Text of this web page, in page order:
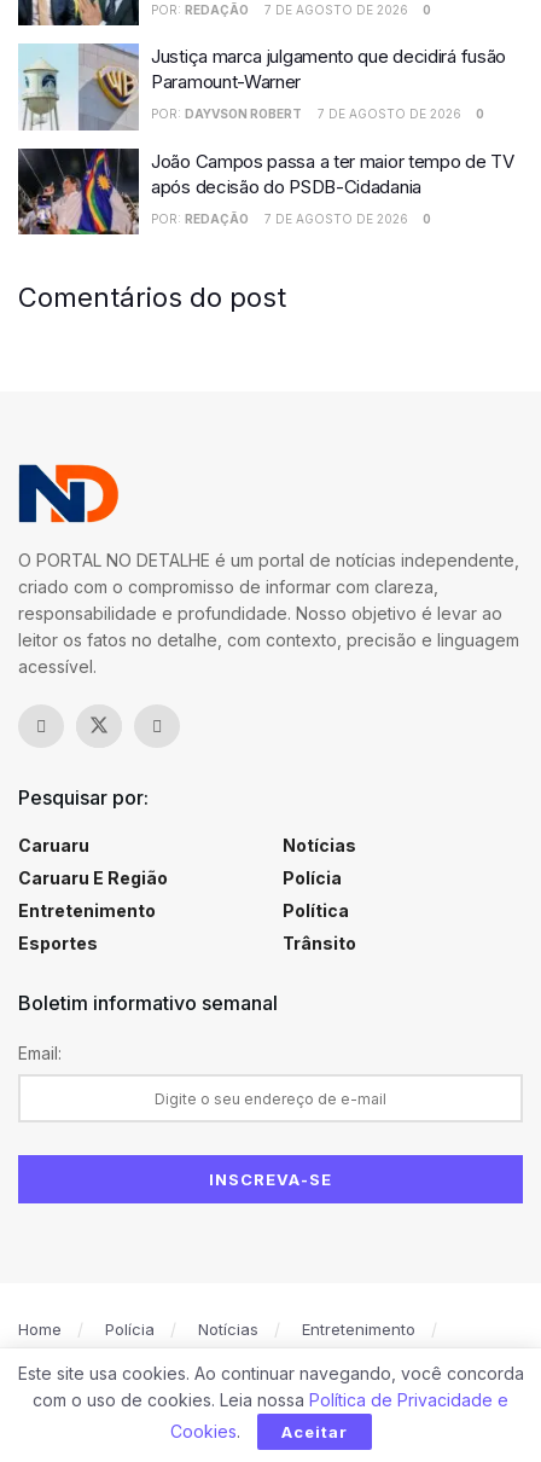
POR: REDAÇÃO 7 DE AGOSTO DE 2026 0
Justiça marca julgamento que decidirá fusão
Paramount-Warner
POR: DAYVSON ROBERT 7 DE AGOSTO DE 2026 0
João Campos passa a ter maior tempo de TV
após decisão do PSDB-Cidadania
POR: REDAÇÃO 7 DE AGOSTO DE 2026 0
Comentários do post
O PORTAL NO DETALHE é um portal de notícias independente,
criado com o compromisso de informar com clareza,
responsabilidade e profundidade. Nosso objetivo é levar ao
leitor os fatos no detalhe, com contexto, precisão e linguagem
acessível.
Pesquisar por:
Caruaru
Caruaru E Região
Entretenimento
Esportes
Notícias
Polícia
Política
Trânsito
Boletim informativo semanal
Email:
Home Polícia Notícias
Entretenimento
Política de Privacidade
Contato
. Todos os direitos reservados.
Este site usa cookies. Ao continuar navegando, você concorda
com o uso de cookies. Leia nossa Política de Privacidade e
Cookies. Aceitar